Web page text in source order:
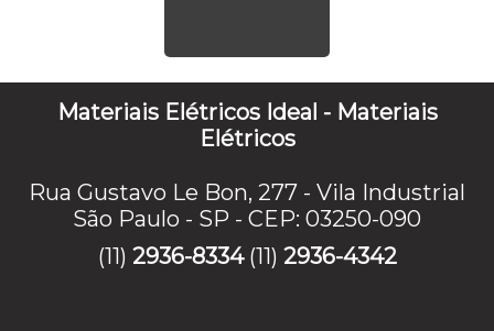
Materiais Elétricos Ideal - Materiais
Elétricos
Rua Gustavo Le Bon, 277 - Vila Industrial
São Paulo - SP - CEP: 03250-090
(11) 2936-8334 (11) 2936-4342